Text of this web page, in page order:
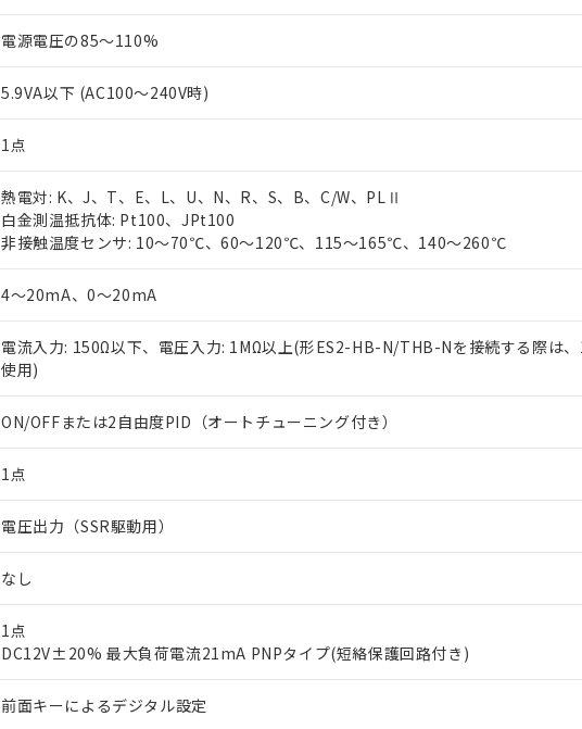
電源電圧の85～110%
5.9VA以下 (AC100～240V時)
1点
熱電対: K、J、T、E、L、U、N、R、S、B、C/W、PLⅡ
白金測温抵抗体: Pt100、JPt100
非接触温度センサ: 10～70℃、60～120℃、115～165℃、140～260℃
4～20mA、0～20mA
電流入力: 150Ω以下、電圧入力: 1MΩ以上(形ES2-HB-N/THB-Nを接続する際は
使用)
ON/OFFまたは2自由度PID（オートチューニング付き）
1点
電圧出力（SSR駆動用）
なし
1点
DC12V±20% 最大負荷電流21mA PNPタイプ(短絡保護回路付き)
前面キーによるデジタル設定